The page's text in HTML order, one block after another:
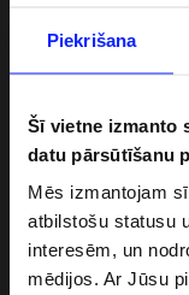
Piekrišana
Šī vietne izmanto
datu pārsūtīšanu
Mēs izmantojam
atbilstošu statusu
interesēm, un
mēdijos. Ar Jūsu